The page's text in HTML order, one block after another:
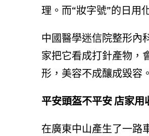
理。而“妝字號”的日用
中國醫學迷信院整形內
家把它看成打針產物，
形，美容不成釀成毀容
平安頭盔不平安 店家
在廣東中山產生了一路